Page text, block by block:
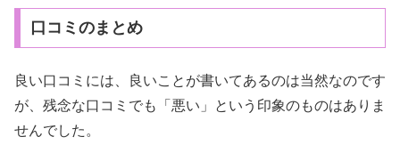
口コミのまとめ
良い口コミには、良いことが書いてあるのは当然なのです
が、残念な口コミでも「悪い」という印象のものはありま
せんでした。